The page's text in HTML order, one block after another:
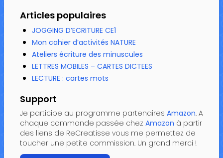
Articles populaires
JOGGING D’ECRITURE CE1
Mon cahier d’activités NATURE
Ateliers écriture des minuscules
LETTRES MOBILES – CARTES DICTEES
LECTURE : cartes mots
Support
Je participe au programme partenaires Amazon. A
chaque commande passée chez Amazon à partir
des liens de ReCreatisse vous me permettez de
toucher une petite commission. Un grand merci !